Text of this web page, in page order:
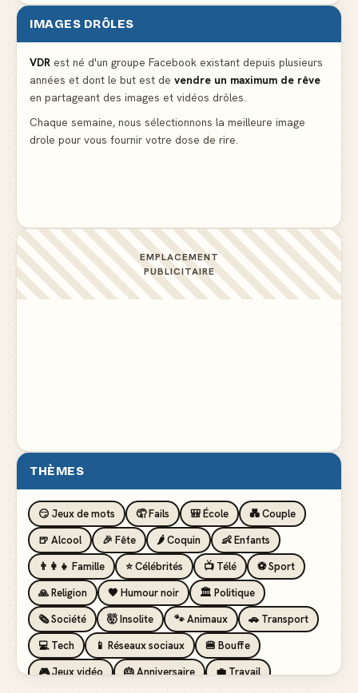
Le mendiant revient avec un livre de cuisine ▲ 5
Ne pleure pas mon Martin, c'est juste du football
IMAGES DRÔLES
VDR est né d'un groupe Facebook existant depuis plusieurs
années et dont le but est de vendre un maximum de rêve
en partageant des images et vidéos drôles.
Chaque semaine, nous sélectionnons la meilleure image
drole pour vous fournir votre dose de rire.
EMPLACEMENT
PUBLICITAIRE
THÈMES
😏 Jeux de mots 🤦 Fails 🎒 École
💑 Couple
🍺 Alcool
🎉 Fête 🌶️ Coquin
👶 Enfants
👨‍👩‍👧 Famille
⭐ Célébrités 📺 Télé
⚽ Sport
🙏 Religion
🖤 Humour noir
🏛️ Politique
🗞️ Société
🤯 Insolite 🐾 Animaux
🚗 Transport
💻 Tech
📱 Réseaux sociaux
🍔 Bouffe
🎮 Jeux vidéo
🎂 Anniversaire
💼 Travail